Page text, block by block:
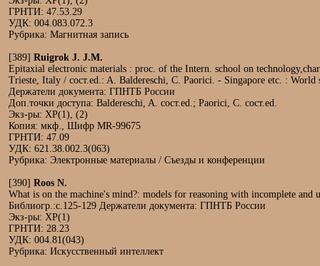
ГРНТИ: 47.53.29
УДК: 004.083.072.3
Рубрика: Магнитная запись
[389] Ruigrok J. J.M.
Epitaxial electronic materials : proc. of the Intern. school on
Trieste, Italy / сост.ed.: A. Baldereschi, C. Paorici. - Singapore etc. :
Держатели документа: ГПНТБ России
Доп.точки доступа: Baldereschi, A. сост.ed.; Paorici, C. сост.ed.
Экз-ры: ХР(1), (2)
Копия: мкф., Шифр MR-99675
ГРНТИ: 47.09
УДК: 621.38.002.3(063)
Рубрика: Электронные материалы / Съезды и конференции
[390] Roos N.
What is on the machine's mind?: models for reasoning with incomplete
Библиогр.:с.125-129 Держатели документа: ГПНТБ России
Экз-ры: ХР(1)
ГРНТИ: 28.23
УДК: 004.81(043)
Рубрика: Искусственный интеллект